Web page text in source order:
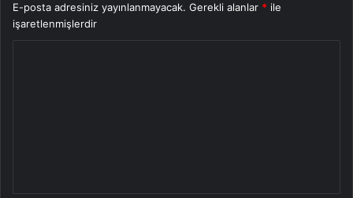
E-posta adresiniz yayınlanmayacak. Gerekli alanlar * ile
işaretlenmişlerdir